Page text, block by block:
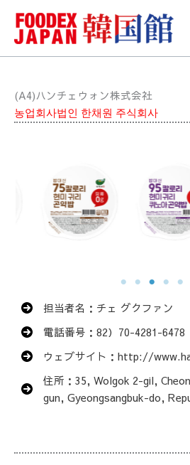
로
(A4)ハンチェウォン株式会社
농업회사법인 한채원 주식회사
担当者名：チェ グクファン
電話番号：82）70-4281-6478
ウェブサイト：http://
住所：35, Wolgok 2-gil,
gun, Gyeongsangbuk-do,